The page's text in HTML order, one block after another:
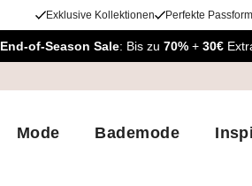
Exklusive Kollektionen Perfekte
End-of-Season Sale: Bis zu 70% + 30€
Mode Bademode